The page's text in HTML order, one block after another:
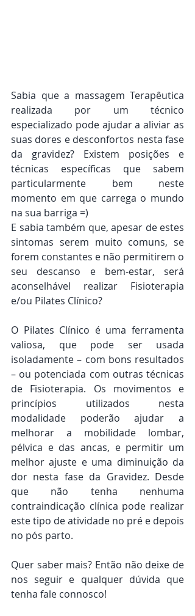
Sabia que a massagem Terapêutica
realizada por um técnico
especializado pode ajudar a aliviar as
suas dores e desconfortos nesta fase
da gravidez? Existem posições e
técnicas específicas que sabem
particularmente bem neste
momento em que carrega o mundo
na sua barriga =)
E sabia também que, apesar de estes
sintomas serem muito comuns, se
forem constantes e não permitirem o
seu descanso e bem-estar, será
aconselhável realizar Fisioterapia
e/ou Pilates Clínico?
O Pilates Clínico é uma ferramenta
valiosa, que pode ser usada
isoladamente – com bons resultados
– ou potenciada com outras técnicas
de Fisioterapia. Os movimentos e
princípios utilizados nesta
modalidade poderão ajudar a
melhorar a mobilidade lombar,
pélvica e das ancas, e permitir um
melhor ajuste e uma diminuição da
dor nesta fase da Gravidez. Desde
que não tenha nenhuma
contraindicação clínica pode realizar
este tipo de atividade no pré e depois
no pós parto.
Quer saber mais? Então não deixe de
nos seguir e qualquer dúvida que
tenha fale connosco!